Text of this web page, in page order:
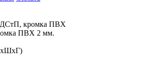
кромка ПВХ
ПВХ 2 мм.